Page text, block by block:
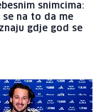
snimcima:
se na to da me
gdje god se